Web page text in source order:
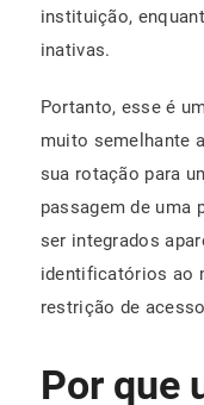
instituição,
inativas.
Portanto, esse é
muito semelhante
sua rotação para
passagem de uma
ser integrados
identificatórios ao
restrição de
Por que